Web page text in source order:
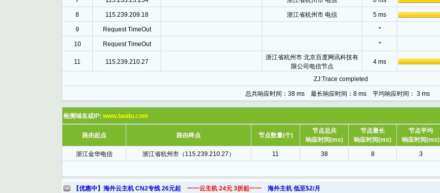
8 115.239.209.18 浙江省杭州市 电信 5 ms
9 Request TimeOut *
10 Request TimeOut *
11 115.239.210.27
浙江省杭州市 北京百度网讯科技有
限公司电信节点
4 ms
ZJ:Trace completed
总共响应时间：38 ms 最长响应时间：8 ms 平均响应时间： 3 ms
检测域名或IP: www.baidu.com
路由起点 路由终点 节点数量(个)
节点总共
响应时间(ms)
节点最长
响应时间(ms)
节点平均
响应时间(ms)
浙江金华电信 浙江省杭州市（115.239.210.27） 11 38 8 3
【优惠中】海外云主机 CN2专线 26元起 一一云主机 24元 3折起一一 海外主机 低至$2/月